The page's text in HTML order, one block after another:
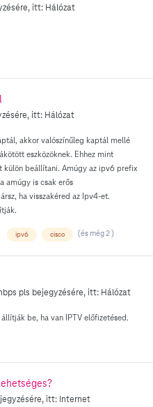
itt: Hálózat
itt: Hálózat
akkor valószínűleg kaptál mellé
eszközöknek. Ehhez mint
külön beállítani. Amúgy az ipv6 prefix
amúgy is csak erős
ha visszakéred az Ipv4-et.
ipv6 cisco (és még 2 )
pls bejegyzésére, itt: Hálózat
be, ha van IPTV előfizetésed.
itt: Internet